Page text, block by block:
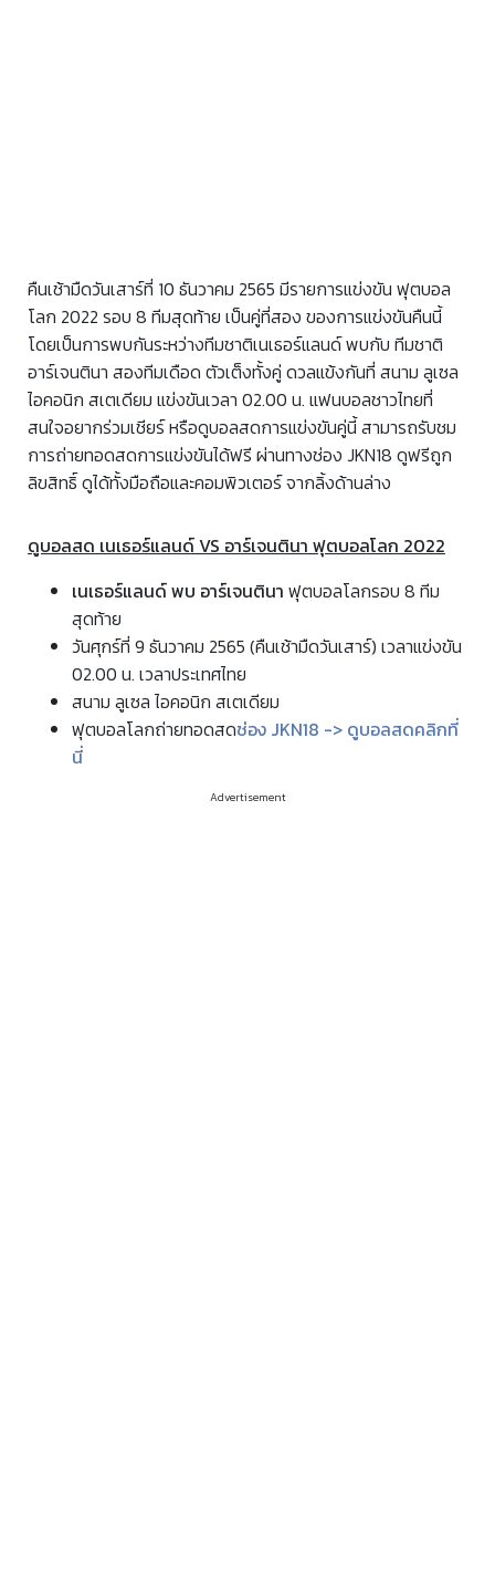
คืนเช้ามืดวันเสาร์ที่ 10 ธันวาคม 2565 มีรายการแข่งขัน ฟุตบอล
โลก 2022 รอบ 8 ทีมสุดท้าย เป็นคู่ที่สอง ของการแข่งขันคืนนี้
โดยเป็นการพบกันระหว่างทีมชาติเนเธอร์แลนด์ พบกับ ทีมชาติ
อาร์เจนตินา สองทีมเดือด ตัวเต็งทั้งคู่ ดวลแข้งกันที่ สนาม ลูเซล
ไอคอนิก สเตเดียม แข่งขันเวลา 02.00 น. แฟนบอลชาวไทยที่
สนใจอยากร่วมเชียร์ หรือดูบอลสดการแข่งขันคู่นี้ สามารถรับชม
การถ่ายทอดสดการแข่งขันได้ฟรี ผ่านทางช่อง JKN18 ดูฟรีถูก
ลิขสิทธิ์ ดูได้ทั้งมือถือและคอมพิวเตอร์ จากลิ้งด้านล่าง
ดูบอลสด เนเธอร์แลนด์ VS อาร์เจนตินา ฟุตบอลโลก 2022
เนเธอร์แลนด์ พบ อาร์เจนตินา ฟุตบอลโลกรอบ 8 ทีม
สุดท้าย
วันศุกร์ที่ 9 ธันวาคม 2565 (คืนเช้ามืดวันเสาร์) เวลาแข่งขัน
02.00 น. เวลาประเทศไทย
สนาม ลูเซล ไอคอนิก สเตเดียม
ฟุตบอลโลกถ่ายทอดสดช่อง JKN18 -> ดูบอลสดคลิกที่
นี่
Advertisement